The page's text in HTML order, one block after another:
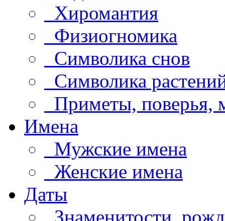
Хиромантия
Физиогномика
Символика снов
Символика
Приметы, поверья,
Имена
Мужские имена
Женские имена
Даты